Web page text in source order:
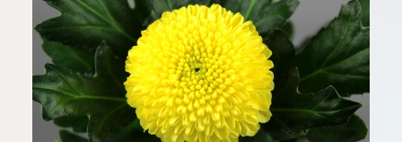
板橋店
川崎加工部
お取引につ
いて
お問い合わ
せ